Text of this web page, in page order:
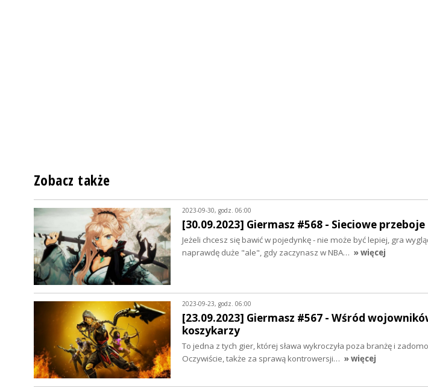
Zobacz także
2023-09-30, godz. 06:00
[30.09.2023] Giermasz #568 - Sieciowe przeboje
Jeżeli chcesz się bawić w pojedynkę - nie może być lepiej, gra
naprawdę duże "ale", gdy zaczynasz w NBA… » więcej
2023-09-23, godz. 06:00
[23.09.2023] Giermasz #567 - Wśród
koszykarzy
To jedna z tych gier, której sława wykroczyła poza branżę i
Oczywiście, także za sprawą kontrowersji… » więcej